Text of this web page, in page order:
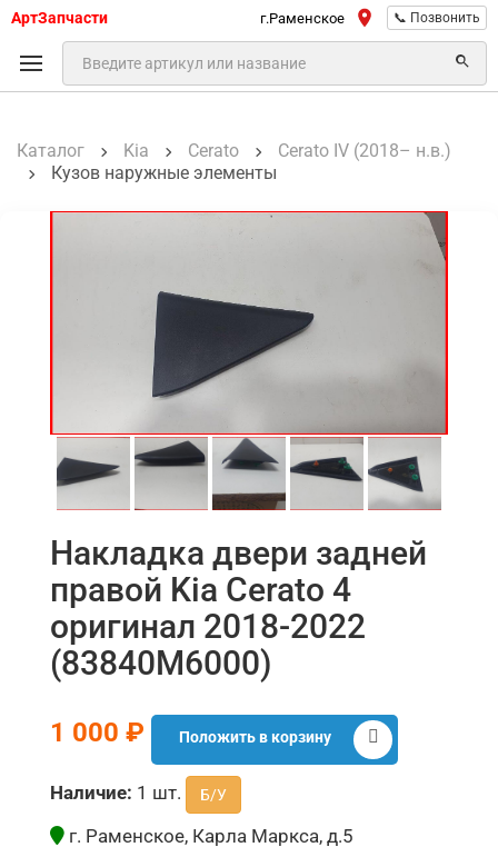
АртЗапчасти г.Раменское 📞 Позвонить
Каталог Kia Cerato
Cerato IV (2018– н.в.)
Кузов наружные элементы
Накладка двери задней
правой Kia Cerato 4
оригинал 2018-2022
(83840M6000)
1 000 ₽ Положить в корзину
Наличие: 1 шт. Б/У
г. Раменское, Карла Маркса, д.5